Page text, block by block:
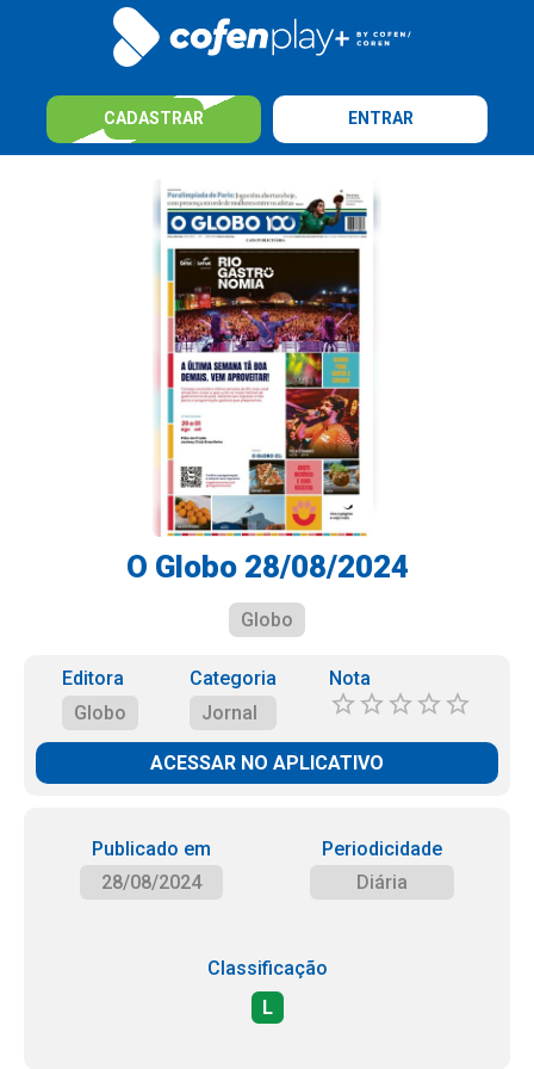
CADASTRAR ENTRAR
O Globo 28/08/2024
Globo
Editora
Globo
Categoria
Jornal
Nota
ACESSAR NO APLICATIVO
Publicado em
28/08/2024
Periodicidade
Diária
Classificação
L